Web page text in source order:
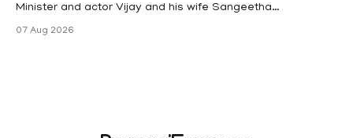
Minister and actor Vijay and his wife Sangeetha
Sowrnalingam has taken a new turn after Sangeetha
07 Aug 2026